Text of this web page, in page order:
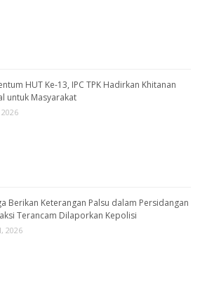
HUT Ke-13, IPC TPK Hadirkan Khitanan
untuk Masyarakat
Berikan Keterangan Palsu dalam Persidangan
Terancam Dilaporkan Kepolisi
2026